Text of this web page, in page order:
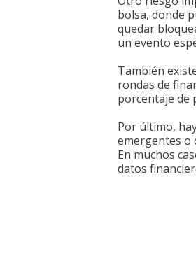
bolsa, donde
quedar
un evento
También
rondas de
porcentaje de
Por último,
emergentes o
En muchos
datos